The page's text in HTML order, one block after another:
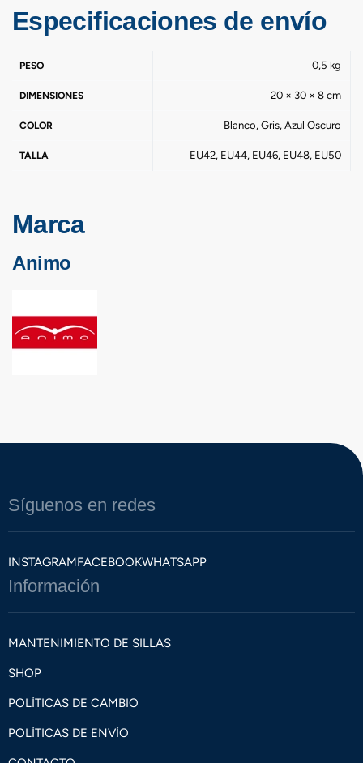
Especificaciones de envío
PESO 0,5 kg
DIMENSIONES 20 × 30 × 8 cm
COLOR Blanco, Gris, Azul Oscuro
TALLA EU42, EU44, EU46, EU48, EU50
Marca
Animo
Síguenos en redes
INSTAGRAMFACEBOOKWHATSAPP
Información
MANTENIMIENTO DE SILLAS
SHOP
POLÍTICAS DE CAMBIO
POLÍTICAS DE ENVÍO